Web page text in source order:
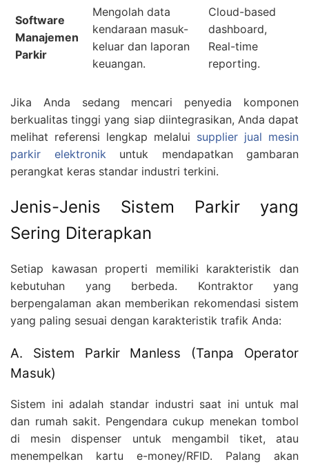
Software
Manajemen
Parkir
Mengolah data
kendaraan masuk-
keluar dan laporan
keuangan.
Cloud-based
dashboard,
Real-time
reporting.
Jika Anda sedang mencari penyedia komponen
berkualitas tinggi yang siap diintegrasikan, Anda dapat
melihat referensi lengkap melalui supplier jual mesin
parkir elektronik untuk mendapatkan gambaran
perangkat keras standar industri terkini.
Jenis-Jenis Sistem Parkir yang
Sering Diterapkan
Setiap kawasan properti memiliki karakteristik dan
kebutuhan yang berbeda. Kontraktor yang
berpengalaman akan memberikan rekomendasi sistem
yang paling sesuai dengan karakteristik trafik Anda:
A. Sistem Parkir Manless (Tanpa Operator
Masuk)
Sistem ini adalah standar industri saat ini untuk mal
dan rumah sakit. Pengendara cukup menekan tombol
di mesin dispenser untuk mengambil tiket, atau
menempelkan kartu e-money/RFID. Palang akan